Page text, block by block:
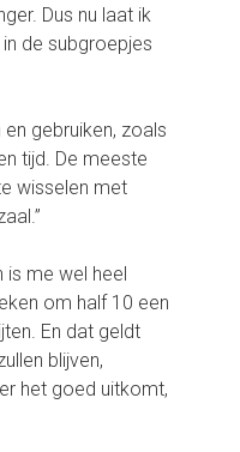
Dus nu laat ik
de subgroepjes
gebruiken, zoals
tijd. De meeste
wisselen met
is me wel heel
om half 10 een
En dat geldt
blijven,
het goed uitkomt,